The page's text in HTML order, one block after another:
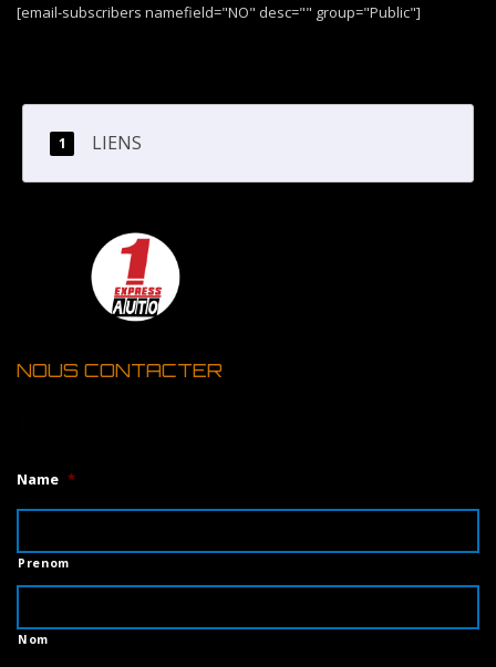
[email-subscribers namefield="NO" desc="" group="Public"]
LIENS
NOUS CONTACTER
Name *
Prenom
Nom